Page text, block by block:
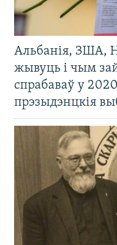
Альбанія, ЗША,
жывуць і чым
спрабаваў у
прэзыдэнцкія